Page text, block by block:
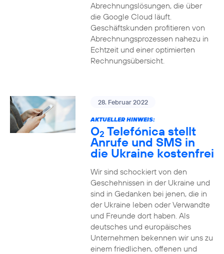
Abrechnungslösungen, die über
die Google Cloud läuft.
Geschäftskunden profitieren von
Abrechnungsprozessen nahezu in
Echtzeit und einer optimierten
Rechnungsübersicht.
28. Februar 2022
AKTUELLER HINWEIS:
O2 Telefónica stellt
Anrufe und SMS in
die Ukraine kostenfrei
Wir sind schockiert von den
Geschehnissen in der Ukraine und
sind in Gedanken bei jenen, die in
der Ukraine leben oder Verwandte
und Freunde dort haben. Als
deutsches und europäisches
Unternehmen bekennen wir uns zu
einem friedlichen, offenen und